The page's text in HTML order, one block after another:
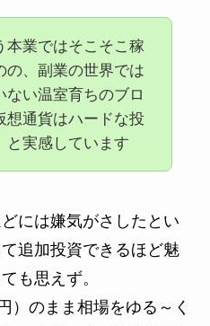
本業ではそこそこ稼
の、副業の世界では
ない温室育ちのブロ
想通貨はハードな投
と実感しています
には嫌気がさしたとい
追加投資できるほど魅
も思えず。
）のまま相場をゆる～く